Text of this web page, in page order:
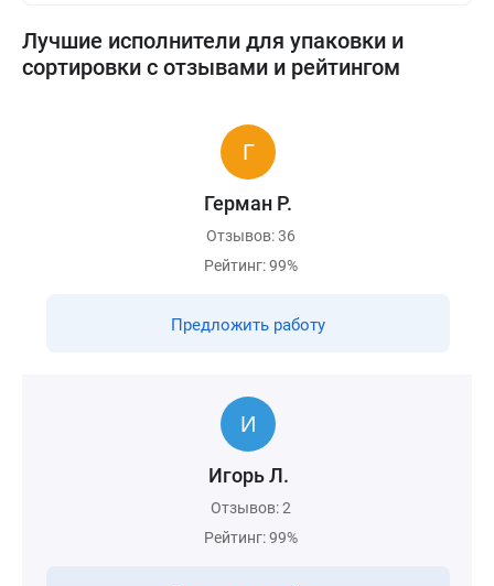
Лучшие исполнители для упаковки и
сортировки с отзывами и рейтингом
Герман Р.
Отзывов: 36
Рейтинг: 99%
Предложить работу
Игорь Л.
Отзывов: 2
Рейтинг: 99%